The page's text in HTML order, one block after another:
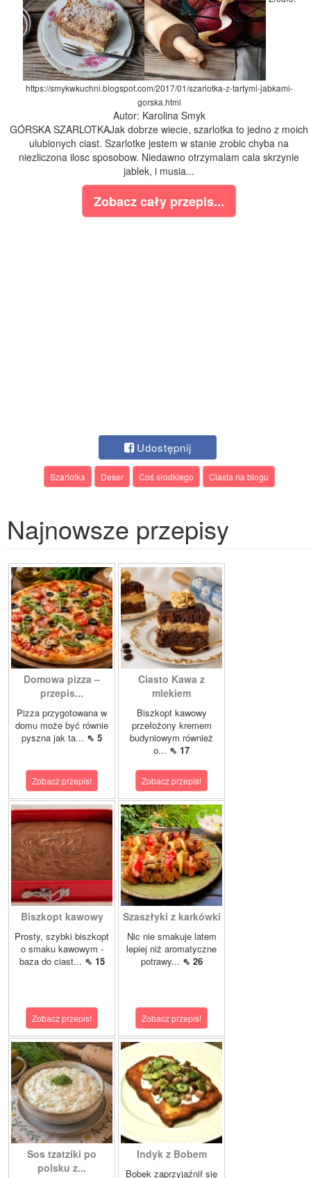
https://smykwkuchni.blogspot.com/2017/01/szarlotka-z-tartymi-jabkami-
gorska.html
Autor: Karolina Smyk
GÓRSKA SZARLOTKAJak dobrze wiecie, szarlotka to jedno z moich
ulubionych ciast. Szarlotke jestem w stanie zrobic chyba na
niezliczona ilosc sposobow. Niedawno otrzymalam cala skrzynie
jablek, i musia...
Zobacz cały przepis...
Udostępnij
Szarlotka Deser Coś słodkiego Ciasta na blogu
Najnowsze przepisy
Domowa pizza –
przepis...
Pizza przygotowana w
domu może być równie
pyszna jak ta... ⇖ 5
Zobacz przepis!
Ciasto Kawa z
mlekiem
Biszkopt kawowy
przełożony kremem
budyniowym również
o... ⇖ 17
Zobacz przepis!
Biszkopt kawowy
Prosty, szybki biszkopt
o smaku kawowym -
baza do ciast... ⇖ 15
Zobacz przepis!
Szaszłyki z karkówki
Nic nie smakuje latem
lepiej niż aromatyczne
potrawy... ⇖ 26
Zobacz przepis!
Sos tzatziki po
polsku z...
Indyk z Bobem
Bobek zaprzyjaźnił się